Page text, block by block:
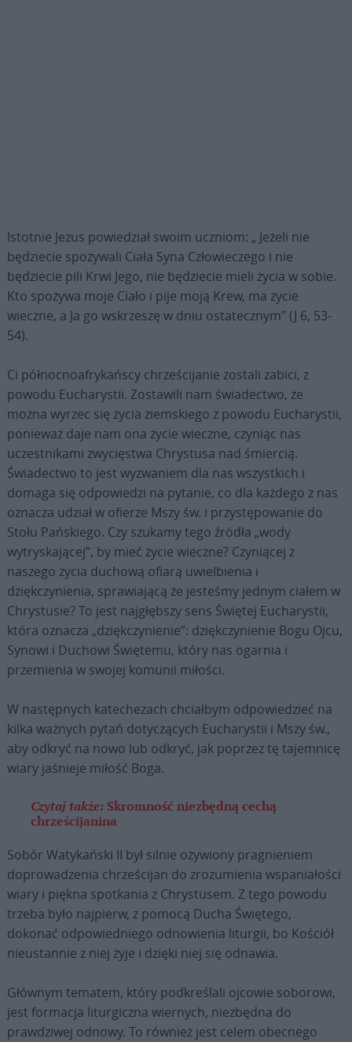
Istotnie Jezus powiedział swoim uczniom: „ Jeżeli nie
będziecie spożywali Ciała Syna Człowieczego i nie
będziecie pili Krwi Jego, nie będziecie mieli życia w sobie.
Kto spożywa moje Ciało i pije moją Krew, ma życie
wieczne, a Ja go wskrzeszę w dniu ostatecznym” (J 6, 53-
54).
Ci północnoafrykańscy chrześcijanie zostali zabici, z
powodu Eucharystii. Zostawili nam świadectwo, że
można wyrzec się życia ziemskiego z powodu Eucharystii,
ponieważ daje nam ona życie wieczne, czyniąc nas
uczestnikami zwycięstwa Chrystusa nad śmiercią.
Świadectwo to jest wyzwaniem dla nas wszystkich i
domaga się odpowiedzi na pytanie, co dla każdego z nas
oznacza udział w ofierze Mszy św. i przystępowanie do
Stołu Pańskiego. Czy szukamy tego źródła „wody
wytryskającej”, by mieć życie wieczne? Czyniącej z
naszego życia duchową ofiarą uwielbienia i
dziękczynienia, sprawiającą że jesteśmy jednym ciałem w
Chrystusie? To jest najgłębszy sens Świętej Eucharystii,
która oznacza „dziękczynienie”: dziękczynienie Bogu Ojcu,
Synowi i Duchowi Świętemu, który nas ogarnia i
przemienia w swojej komunii miłości.
W następnych katechezach chciałbym odpowiedzieć na
kilka ważnych pytań dotyczących Eucharystii i Mszy św.,
aby odkryć na nowo lub odkryć, jak poprzez tę tajemnicę
wiary jaśnieje miłość Boga.
Czytaj także: Skromność niezbędną cechą
chrześcijanina
Sobór Watykański II był silnie ożywiony pragnieniem
doprowadzenia chrześcijan do zrozumienia wspaniałości
wiary i piękna spotkania z Chrystusem. Z tego powodu
trzeba było najpierw, z pomocą Ducha Świętego,
dokonać odpowiedniego odnowienia liturgii, bo Kościół
nieustannie z niej żyje i dzięki niej się odnawia.
Głównym tematem, który podkreślali ojcowie soborowi,
jest formacja liturgiczna wiernych, niezbędna do
prawdziwej odnowy. To również jest celem obecnego